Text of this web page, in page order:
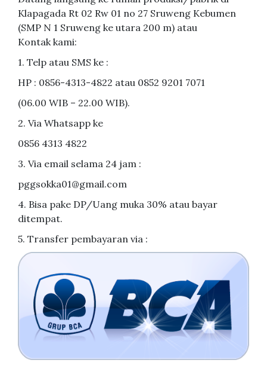
Klapagada Rt 02 Rw 01 no 27 Sruweng Kebumen
(SMP N 1 Sruweng ke utara 200 m) atau
Kontak kami:
1. Telp atau SMS ke :
HP : 0856-4313-4822 atau 0852 9201 7071
(06.00 WIB – 22.00 WIB).
2. Via Whatsapp ke
0856 4313 4822
3. Via email selama 24 jam :
pggsokka01@gmail.com
4. Bisa pake DP/Uang muka 30% atau bayar
ditempat.
5. Transfer pembayaran via :